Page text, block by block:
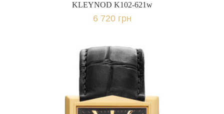
KLEYNOD K102-621w
6 720 грн